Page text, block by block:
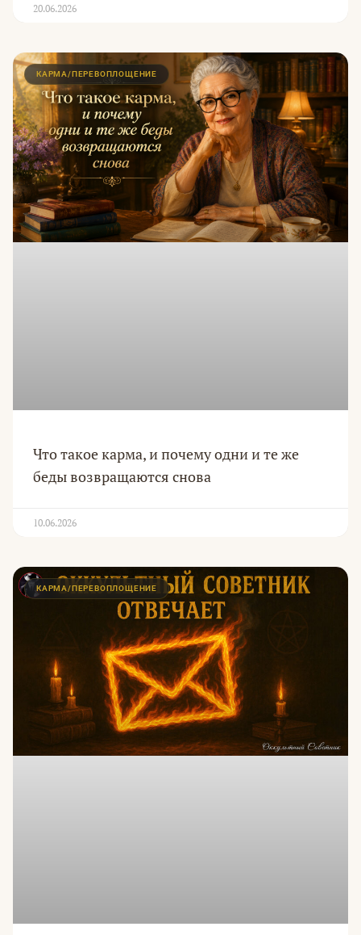
20.06.2026
КАРМА/ПЕРЕВОПЛОЩЕНИЕ
Что такое карма, и почему одни и те же
беды возвращаются снова
10.06.2026
КАРМА/ПЕРЕВОПЛОЩЕНИЕ